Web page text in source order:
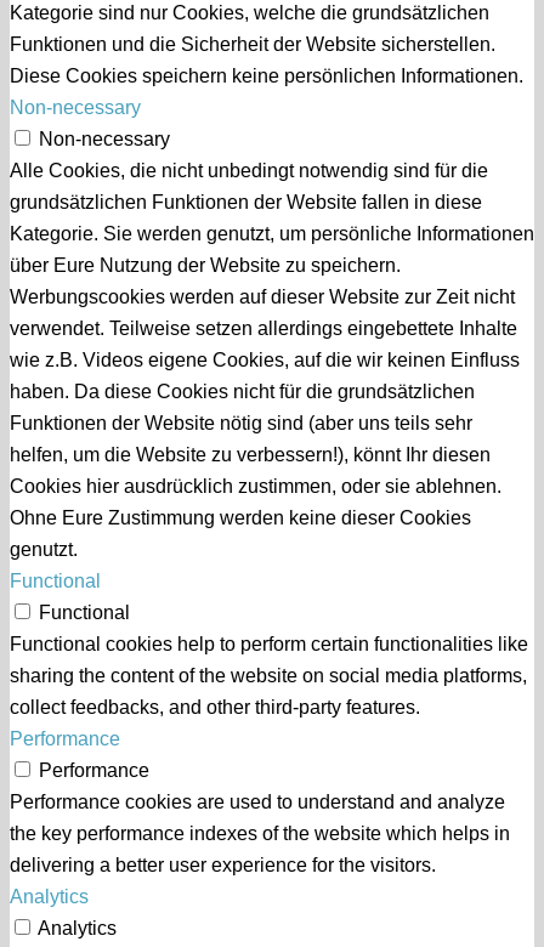
Kategorie sind nur Cookies, welche die grundsätzlichen
Funktionen und die Sicherheit der Website sicherstellen.
Diese Cookies speichern keine persönlichen Informationen.
Non-necessary
Non-necessary
Alle Cookies, die nicht unbedingt notwendig sind für die
grundsätzlichen Funktionen der Website fallen in diese
Kategorie. Sie werden genutzt, um persönliche Informationen
über Eure Nutzung der Website zu speichern.
Werbungscookies werden auf dieser Website zur Zeit nicht
verwendet. Teilweise setzen allerdings eingebettete Inhalte
wie z.B. Videos eigene Cookies, auf die wir keinen Einfluss
haben. Da diese Cookies nicht für die grundsätzlichen
Funktionen der Website nötig sind (aber uns teils sehr
helfen, um die Website zu verbessern!), könnt Ihr diesen
Cookies hier ausdrücklich zustimmen, oder sie ablehnen.
Ohne Eure Zustimmung werden keine dieser Cookies
genutzt.
Functional
Functional
Functional cookies help to perform certain functionalities like
sharing the content of the website on social media platforms,
collect feedbacks, and other third-party features.
Performance
Performance
Performance cookies are used to understand and analyze
the key performance indexes of the website which helps in
delivering a better user experience for the visitors.
Analytics
Analytics